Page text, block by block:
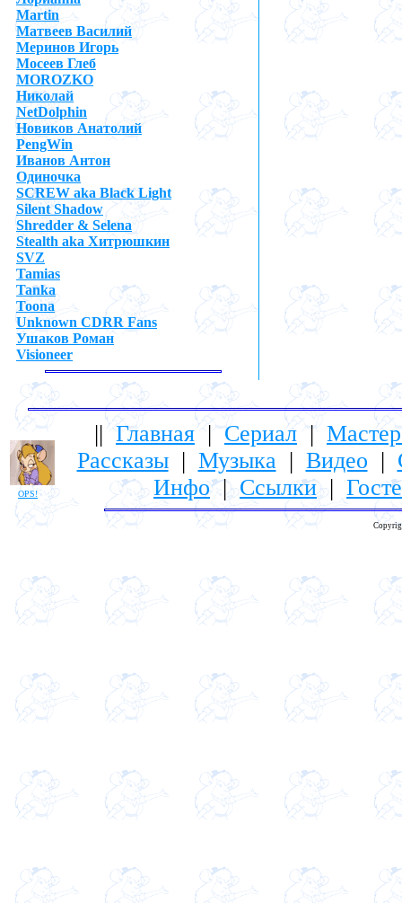
Martin
Матвеев Василий
Меринов Игорь
Мосеев Глеб
MOROZKO
Николай
NetDolphin
Новиков Анатолий
PengWin
Иванов Антон
Одиночка
SCREW aka Black Light
Silent Shadow
Shredder & Selena
Stealth aka Хитрюшкин
SVZ
Tamias
Tanka
Toona
Unknown CDRR Fans
Ушаков Роман
Visioneer
OPS!
||Главная|Сериал |
Рассказы| Музыка| Видео |
Инфо|Ссылки|